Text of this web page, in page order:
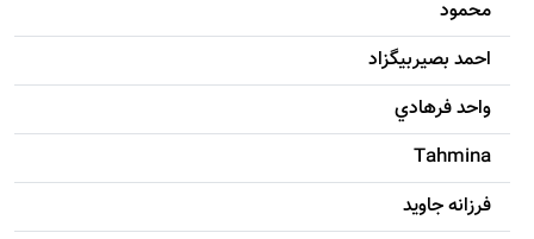
محمود
احمد بصيربيگزاد
واحد فرهادي
Tahmina
فرزانه جاويد